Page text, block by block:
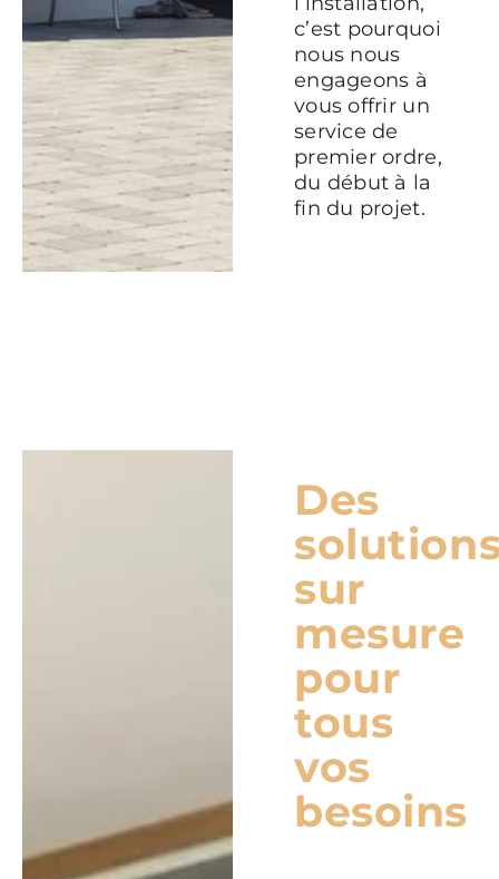
c’est pourquoi
nous nous
engageons à
vous offrir un
service de
premier ordre,
du début à la
fin du projet.
Des
sur
mesure
pour
tous
vos
besoins